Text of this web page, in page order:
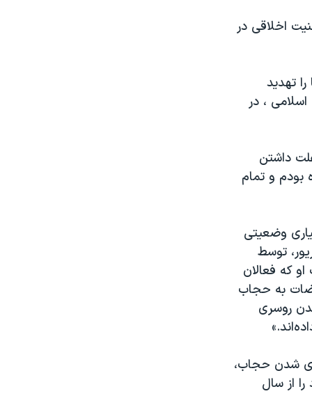
اخلاقی در
تهدید
، در
به علت داشتن
بودم و تمام
وضعیتی
آن‌ها مهسا امینی ۲۲ ساله بود که در روز ۲۵ شهریور، توسط
که فعالان
به حجاب
روسری
پس از انقلاب اسلامی، در سال ۱۳۵۷ و اجباری شدن حجاب،
از سال